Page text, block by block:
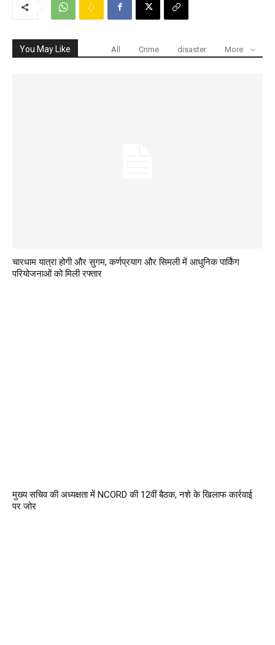
You May Like All Crime disaster More
चारधाम यात्रा होगी और सुगम, कर्णप्रयाग और सिमली में आधुनिक पार्किंग
परियोजनाओं को मिली रफ्तार
मुख्य सचिव की अध्यक्षता में NCORD की 12वीं बैठक, नशे के खिलाफ कार्रवाई
पर जोर